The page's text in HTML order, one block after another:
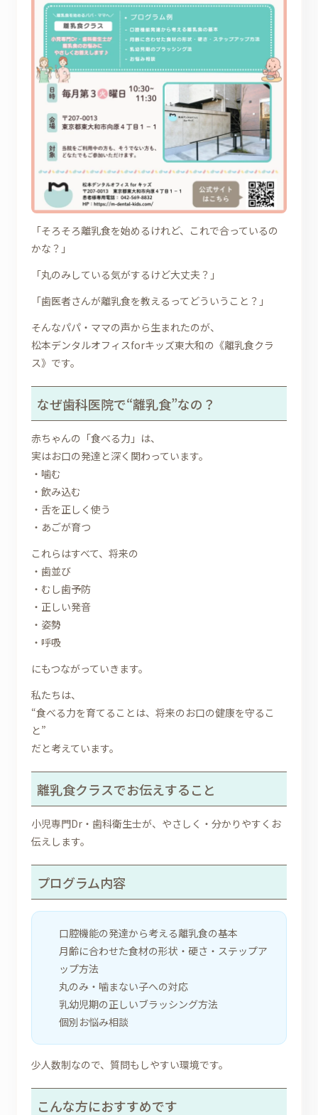
「そろそろ離乳食を始めるけれど、これで合っているの
かな？」
「丸のみしている気がするけど大丈夫？」
「歯医者さんが離乳食を教えるってどういうこと？」
そんなパパ・ママの声から生まれたのが、
松本デンタルオフィスforキッズ東大和の《離乳食クラ
ス》です。
なぜ歯科医院で“離乳食”なの？
赤ちゃんの「食べる力」は、
実はお口の発達と深く関わっています。
・噛む
・飲み込む
・舌を正しく使う
・あごが育つ
これらはすべて、将来の
・歯並び
・むし歯予防
・正しい発音
・姿勢
・呼吸
にもつながっていきます。
私たちは、
“食べる力を育てることは、将来のお口の健康を守るこ
と”
だと考えています。
離乳食クラスでお伝えすること
小児専門Dr・歯科衛生士が、やさしく・分かりやすくお
伝えします。
プログラム内容
口腔機能の発達から考える離乳食の基本
月齢に合わせた食材の形状・硬さ・ステップア
ップ方法
丸のみ・噛まない子への対応
乳幼児期の正しいブラッシング方法
個別お悩み相談
少人数制なので、質問もしやすい環境です。
こんな方におすすめです